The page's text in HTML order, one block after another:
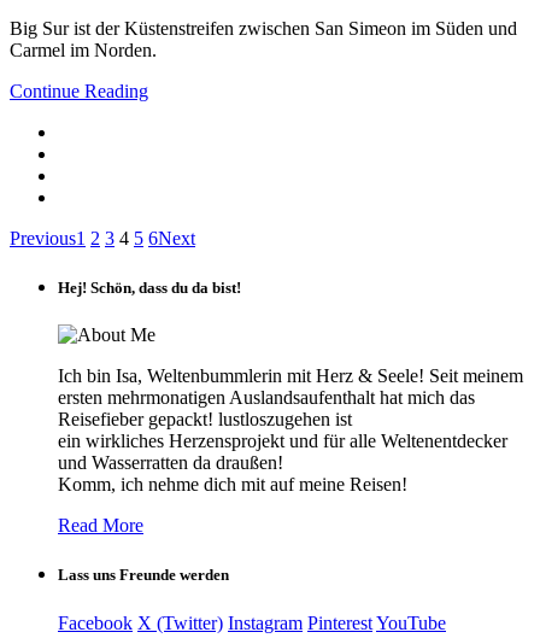
Big Sur ist der Küstenstreifen zwischen San Simeon im Süden und
Carmel im Norden.
Continue Reading
Previous1 2 3 4 5 6Next
Hej! Schön, dass du da bist!
Ich bin Isa, Weltenbummlerin mit Herz & Seele! Seit meinem
ersten mehrmonatigen Auslandsaufenthalt hat mich das
Reisefieber gepackt! lustloszugehen ist
ein wirkliches Herzensprojekt und für alle Weltenentdecker
und Wasserratten da draußen!
Komm, ich nehme dich mit auf meine Reisen!
Read More
Lass uns Freunde werden
Facebook X (Twitter) Instagram PinterestYouTube